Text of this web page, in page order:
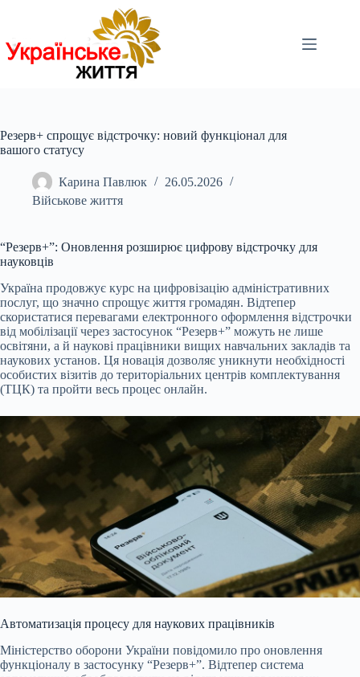
Резерв+ спрощує відстрочку: новий функціонал для
вашого статусу
Карина Павлюк
26.05.2026
Військове життя
“Резерв+”: Оновлення розширює цифрову відстрочку для
науковців
Україна продовжує курс на цифровізацію адміністративних
послуг, що значно спрощує життя громадян. Відтепер
скористатися перевагами електронного оформлення відстрочки
від мобілізації через застосунок “Резерв+” можуть не лише
освітяни, а й наукові працівники вищих навчальних закладів та
наукових установ. Ця новація дозволяє уникнути необхідності
особистих візитів до територіальних центрів комплектування
(ТЦК) та пройти весь процес онлайн.
Автоматизація процесу для наукових працівників
Міністерство оборони України повідомило про оновлення
функціоналу в застосунку “Резерв+”. Відтепер система